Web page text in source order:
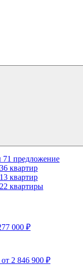
71 предложение
36 квартир
13 квартир
22 квартиры
000 ₽
от 2 846 900 ₽